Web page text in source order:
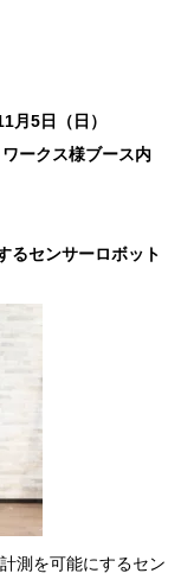
月5日（日）
ークス様ブース内
るセンサーロボット
測を可能にするセン